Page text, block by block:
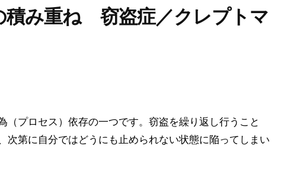
み重ね 窃盗症／クレプトマ
プロセス）依存の一つです。窃盗を繰り返し行うこと
次第に自分ではどうにも止められない状態に陥ってしまい